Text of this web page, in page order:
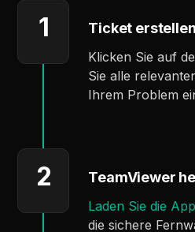
1 Ticket erstellen
Klicken Sie auf
Sie alle
Ihrem Problem
2 TeamViewer
Laden Sie die
die sichere